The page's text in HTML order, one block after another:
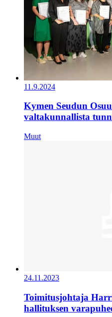
11.9.2024
Kymen Seudun
valtakunnallista
Muut
24.11.2023
Toimitusjohtaja
hallituksen